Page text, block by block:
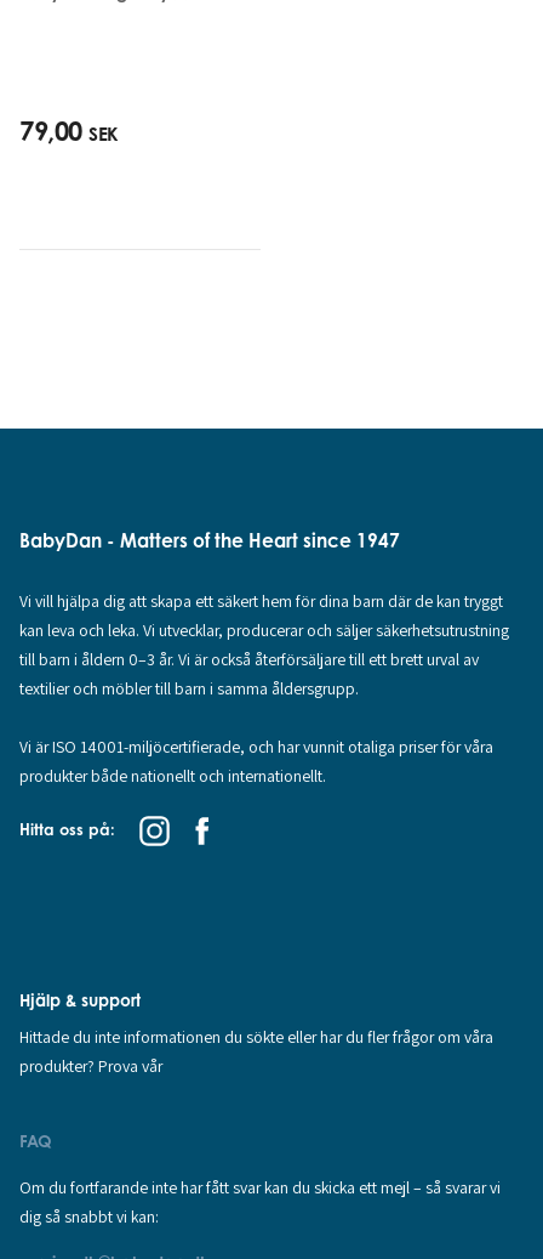
79,00 SEK
BabyDan - Matters of the Heart since 1947
Vi vill hjälpa dig att skapa ett säkert hem för dina barn där de kan tryggt
kan leva och leka. Vi utvecklar, producerar och säljer säkerhetsutrustning
till barn i åldern 0–3 år. Vi är också återförsäljare till ett brett urval av
textilier och möbler till barn i samma åldersgrupp.
Vi är ISO 14001-miljöcertifierade, och har vunnit otaliga priser för våra
produkter både nationellt och internationellt.
Hitta oss på:
Hjälp & support
Hittade du inte informationen du sökte eller har du fler frågor om våra
produkter? Prova vår
FAQ
Om du fortfarande inte har fått svar kan du skicka ett mejl – så svarar vi
dig så snabbt vi kan: